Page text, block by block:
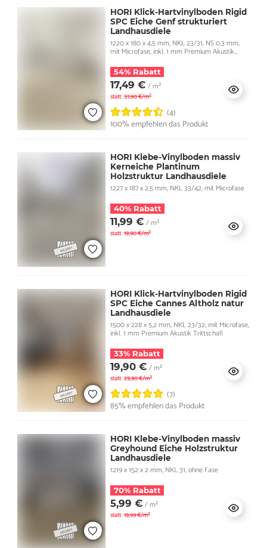
HORI Klick-Hartvinylboden Rigid
SPC Eiche Genf strukturiert
Landhausdiele
1220 x 180 x 4,5 mm, NKL 23/31, NS 0,3 mm,
mit Microfase, inkl. 1 mm Premium Akustik
54% Rabatt
17,49 € / m²
statt 37,90 €/m²
(4)
100% empfehlen das Produkt
HORI Klebe-Vinylboden massiv
Kerneiche Plantinum
Holzstruktur Landhausdiele
1227 x 187 x 2,5 mm, NKL 33/42, mit Microfase
40% Rabatt
11,99 € / m²
statt 19,90 €/m²
HORI Klick-Hartvinylboden Rigid
SPC Eiche Cannes Altholz natur
Landhausdiele
1500 x 228 x 5,2 mm, NKL 23/32, mit Microfase,
inkl. 1 mm Premium Akustik Trittschall
33% Rabatt
19,90 € / m²
statt 29,90 €/m²
(7)
85% empfehlen das Produkt
HORI Klebe-Vinylboden massiv
Greyhound Eiche Holzstruktur
Landhausdiele
1219 x 152 x 2 mm, NKL 31, ohne Fase
70% Rabatt
5,99 € / m²
statt 19,99 €/m²